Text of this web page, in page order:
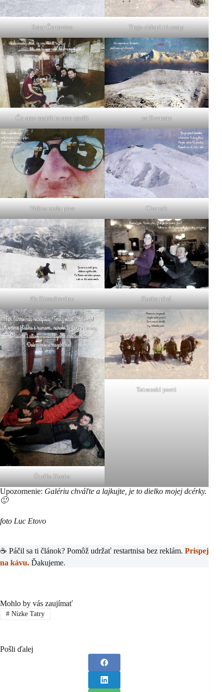
Smer Čertovica Traja chlapi tri cesty
Čo sme mohli to sme zjedli na Evereste
Vidina suda piva Chopok
Na Kosodrevinu Koska plná
Útulňa Koska
Tatranskí poeti
Upozornenie: Galériu chváľte a lajkujte, je to dielko mojej dcérky.
🙂
foto Luc Etovo
☕ Páčil sa ti článok? Pomôž udržať restartnisa bez reklám. Prispej
na kávu. Ďakujeme.
Mohlo by vás zaujímať
#Nízke Tatry
Pošli ďalej